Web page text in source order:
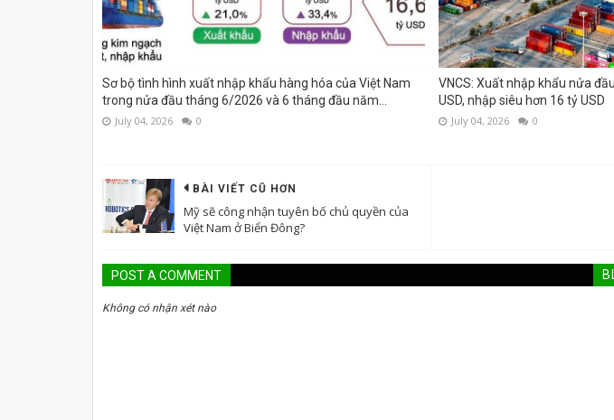
Sơ bộ tình hình xuất nhập khẩu hàng hóa của Việt Nam
trong nửa đầu tháng 6/2026 và 6 tháng đầu năm...
July 04, 2026 0
VNCS: Xuất nhập khẩu nửa
USD, nhập siêu hơn 16 tỷ USD
July 04, 2026 0
BÀI VIẾT CŨ HƠN
Mỹ sẽ công nhận tuyên bố chủ quyền của
Việt Nam ở Biển Đông?
POST A COMMENT
Không có nhận xét nào